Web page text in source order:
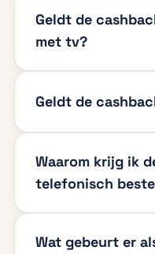
Geldt de
met tv?
Geldt de
Waarom krijg ik
telefonisch
Wat gebeurt er